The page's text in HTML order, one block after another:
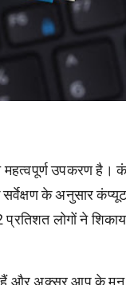
उपकरण है।
सर्वेक्षण के अनुसार
लोगों ने
और अक्सर आप के मन